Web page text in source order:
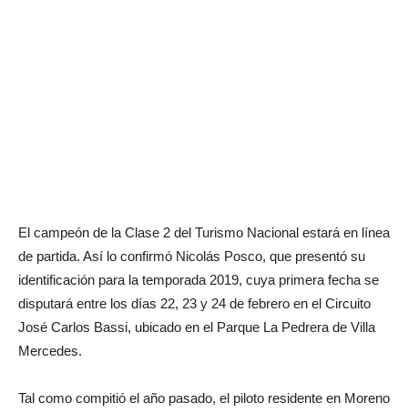
El campeón de la Clase 2 del Turismo Nacional estará en línea
de partida. Así lo confirmó Nicolás Posco, que presentó su
identificación para la temporada 2019, cuya primera fecha se
disputará entre los días 22, 23 y 24 de febrero en el Circuito
José Carlos Bassi, ubicado en el Parque La Pedrera de Villa
Mercedes.
Tal como compitió el año pasado, el piloto residente en Moreno